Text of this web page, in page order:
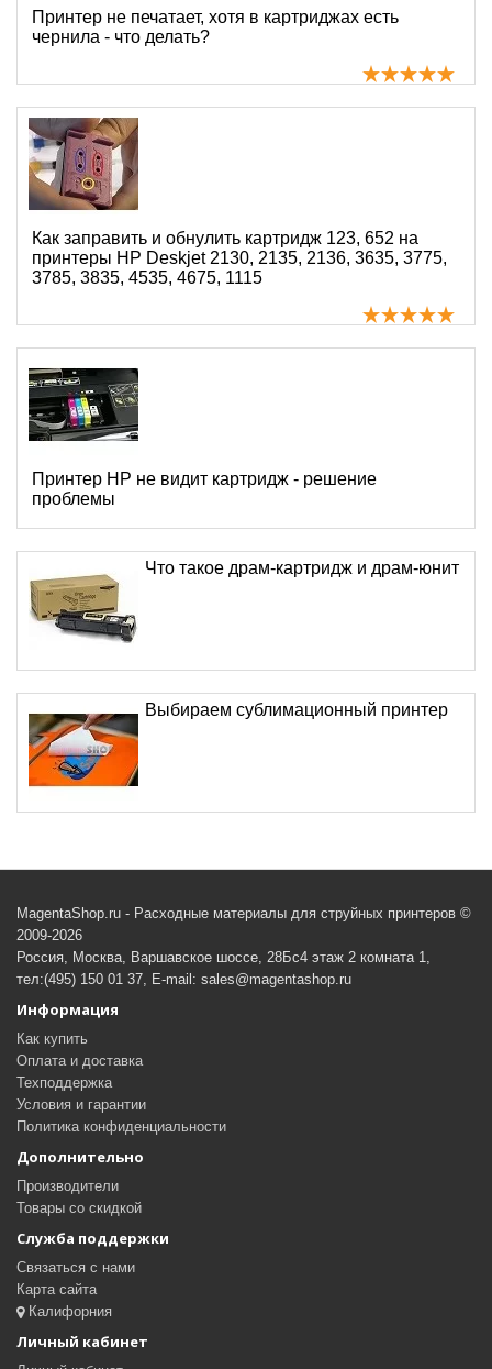
Принтер не печатает, хотя в картриджах есть
чернила - что делать?
Как заправить и обнулить картридж 123, 652 на
принтеры HP Deskjet 2130, 2135, 2136, 3635, 3775,
3785, 3835, 4535, 4675, 1115
Принтер HP не видит картридж - решение
проблемы
Что такое драм-картридж и драм-юнит
Выбираем сублимационный принтер
MagentaShop.ru - Расходные материалы для струйных принтеров ©
2009-2026
Россия, Москва, Варшавское шоссе, 28Бс4 этаж 2 комната 1,
тел:(495) 150 01 37, E-mail: sales@magentashop.ru
Информация
Как купить
Оплата и доставка
Техподдержка
Условия и гарантии
Политика конфиденциальности
Дополнительно
Производители
Товары со скидкой
Служба поддержки
Связаться с нами
Карта сайта
Калифорния
Личный кабинет